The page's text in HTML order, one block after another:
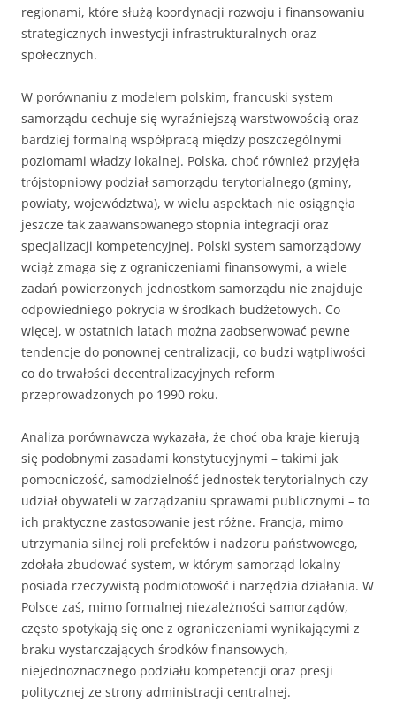
regionami, które służą koordynacji rozwoju i finansowaniu
strategicznych inwestycji infrastrukturalnych oraz
społecznych.
W porównaniu z modelem polskim, francuski system
samorządu cechuje się wyraźniejszą warstwowością oraz
bardziej formalną współpracą między poszczególnymi
poziomami władzy lokalnej. Polska, choć również przyjęła
trójstopniowy podział samorządu terytorialnego (gminy,
powiaty, województwa), w wielu aspektach nie osiągnęła
jeszcze tak zaawansowanego stopnia integracji oraz
specjalizacji kompetencyjnej. Polski system samorządowy
wciąż zmaga się z ograniczeniami finansowymi, a wiele
zadań powierzonych jednostkom samorządu nie znajduje
odpowiedniego pokrycia w środkach budżetowych. Co
więcej, w ostatnich latach można zaobserwować pewne
tendencje do ponownej centralizacji, co budzi wątpliwości
co do trwałości decentralizacyjnych reform
przeprowadzonych po 1990 roku.
Analiza porównawcza wykazała, że choć oba kraje kierują
się podobnymi zasadami konstytucyjnymi – takimi jak
pomocniczość, samodzielność jednostek terytorialnych czy
udział obywateli w zarządzaniu sprawami publicznymi – to
ich praktyczne zastosowanie jest różne. Francja, mimo
utrzymania silnej roli prefektów i nadzoru państwowego,
zdołała zbudować system, w którym samorząd lokalny
posiada rzeczywistą podmiotowość i narzędzia działania. W
Polsce zaś, mimo formalnej niezależności samorządów,
często spotykają się one z ograniczeniami wynikającymi z
braku wystarczających środków finansowych,
niejednoznacznego podziału kompetencji oraz presji
politycznej ze strony administracji centralnej.